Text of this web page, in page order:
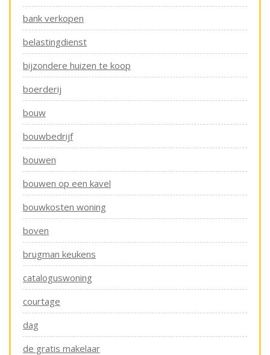
bank verkopen
belastingdienst
bijzondere huizen te koop
boerderij
bouw
bouwbedrijf
bouwen
bouwen op een kavel
bouwkosten woning
boven
brugman keukens
cataloguswoning
courtage
dag
de gratis makelaar